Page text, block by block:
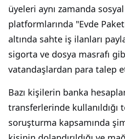
üyeleri aynı zamanda
platformlarında "Evde
altında sahte iş ilanları
sigorta ve dosya masrafı
vatandaşlardan para talep
Bazı kişilerin banka
transferlerinde kullanıldığı
soruşturma kapsamında